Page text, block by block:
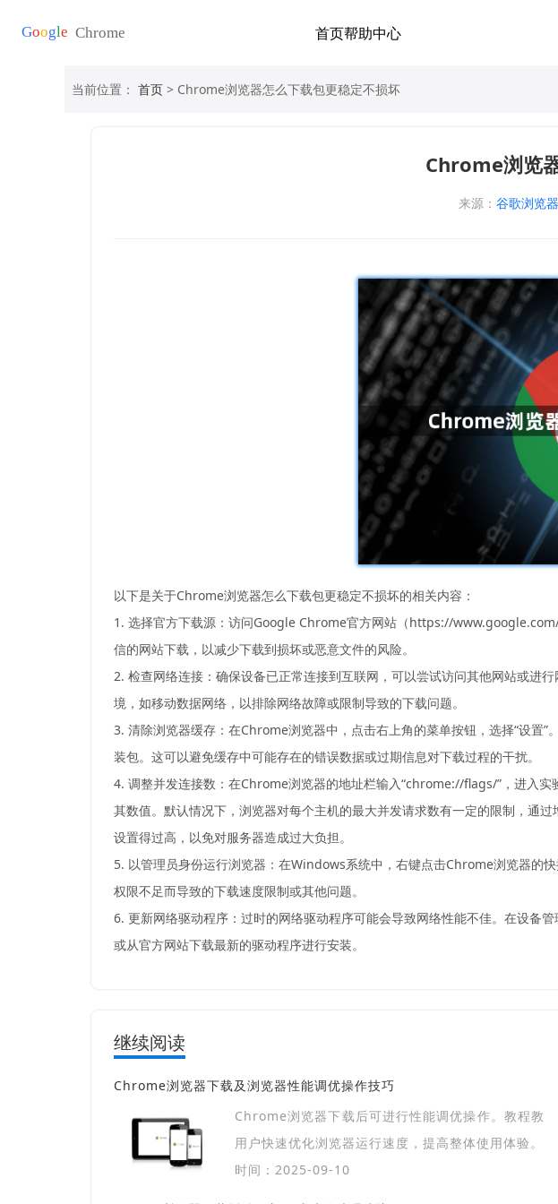
首页帮助中心
当前位置： 首页 > Chrome浏览器怎么下载包更稳定不损坏
Chrome浏览
来源： 谷歌浏览
以下是关于Chrome浏览器怎么下载包更稳定不损坏的相关内容：
1. 选择官方下载源：访问Google Chrome官方网站（https://
信的网站下载，以减少下载到损坏或恶意文件的风险。
2. 检查网络连接：确保设备已正常连接到互联网，可以尝试访问其他网站或进
境，如移动数据网络，以排除网络故障或限制导致的下载问题。
3. 清除浏览器缓存：在Chrome浏览器中，点击右上角的菜单按钮，选择“设置
装包。这可以避免缓存中可能存在的错误数据或过期信息对下载过程的干扰。
4. 调整并发连接数：在Chrome浏览器的地址栏输入“chrome://flags/”，进入
其数值。默认情况下，浏览器对每个主机的最大并发请求数有一定的限制，通
设置得过高，以免对服务器造成过大负担。
5. 以管理员身份运行浏览器：在Windows系统中，右键点击Chrome浏览器的
权限不足而导致的下载速度限制或其他问题。
6. 更新网络驱动程序：过时的网络驱动程序可能会导致网络性能不佳。在设备
或从官方网站下载最新的驱动程序进行安装。
继续阅读
Chrome浏览器下载及浏览器性能调优操作技巧
Chrome浏览器下载后可进行性能调优操作。教程教
用户快速优化浏览器运行速度，提高整体使用体验。
时间：2025-09-10